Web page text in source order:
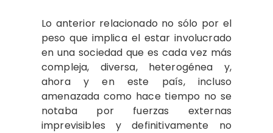
Lo anterior relacionado no sólo por el
peso que implica el estar involucrado
en una sociedad que es cada vez más
compleja, diversa, heterogénea y,
ahora y en este país, incluso
amenazada como hace tiempo no se
notaba por fuerzas externas
imprevisibles y definitivamente no